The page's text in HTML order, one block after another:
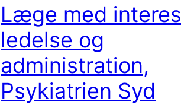
Læge med
ledelse og
administration,
Psykiatrien Syd